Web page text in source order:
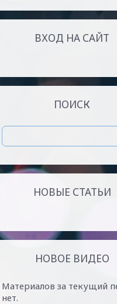
ВХОД НА САЙТ
ПОИСК
НОВЫЕ СТАТЬИ
НОВОЕ ВИДЕО
Материалов за текущий
нет.